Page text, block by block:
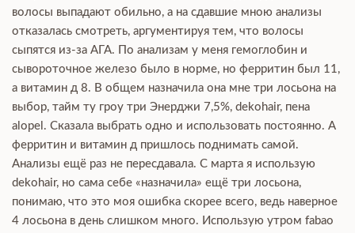
волосы выпадают обильно, а на сдавшие мною анализы
отказалась смотреть, аргументируя тем, что волосы
сыпятся из-за АГА. По анализам у меня гемоглобин и
сывороточное железо было в норме, но ферритин был 11,
а витамин д 8. В общем назначила она мне три лосьона на
выбор, тайм ту гроу три Энерджи 7,5%, dekohair, пена
alopel. Сказала выбрать одно и использовать постоянно. А
ферритин и витамин д пришлось поднимать самой.
Анализы ещё раз не пересдавала. С марта я использую
dekohair, но сама себе «назначила» ещё три лосьона,
понимаю, что это моя ошибка скорее всего, ведь наверное
4 лосьона в день слишком много. Использую утром fabao